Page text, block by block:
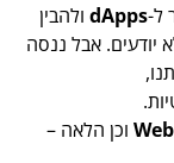
dAppsולהבין
אבל ננסה
וכן הלאה –